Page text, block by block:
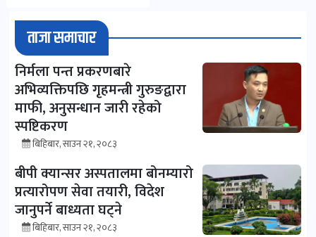
ताजा समाचार
निर्मला पन्त प्रकरणबारे
अभिव्यक्तिपछि गृहमन्त्री गुरुङद्वारा
माफी, अनुसन्धान जारी रहेको
स्पष्टिकरण
बिहिबार, साउन २१, २०८३
बीपी क्यान्सर अस्पतालमा बोनम्यारो
प्रत्यारोपण सेवा तयारी, विदेश
जानुपर्ने बाध्यता घट्ने
बिहिबार, साउन २१, २०८३